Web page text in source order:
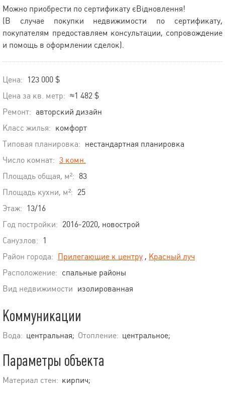
Можно приобрести по сертификату єВідновлення!
(В случае покупки недвижимости по сертификату,
покупателям предоставляем консультации, сопровождение
и помощь в оформлении сделок).
Цена:
123 000 $
Цена за кв. метр: ≈1 482 $
Ремонт: авторский дизайн
Класс жилья: комфорт
Типовая планировка: нестандартная планировка
Число комнат: 3 комн.
Площадь общая, м²: 83
Площадь кухни, м²: 25
Этаж:
13/16
Год постройки: 2016-2020, новострой
Санузлов:
1
Район города: Прилегающие к центру , Красный луч
Расположение: спальные районы
Вид недвижимости изолированная
Коммуникации
Вода: центральная; Отопление: центральное;
Параметры объекта
Материал стен: кирпич;